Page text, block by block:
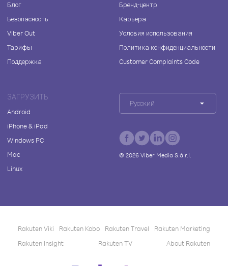
Блог
Безопасность
Viber Out
Тарифы
Поддержка
Бренд-центр
Карьера
Условия использования
Политика конфиденциальности
Customer Complaints Code
ЗАГРУЗИТЬ
Android
iPhone & iPad
Windows PC
Mac
Linux
Русский
© 2026Viber Media S.à r.l.
Rakuten Viki Rakuten Kobo Rakuten Travel
Rakuten Marketing
Rakuten Insight
Rakuten TV About Rakuten